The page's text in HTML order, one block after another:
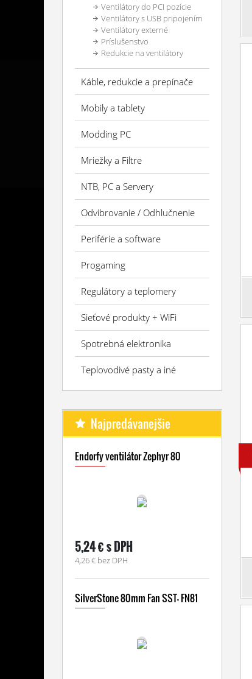
Ventilátory do PCI pozície
Ventilátory s USB pripojením
Ventilátory externé
Príslušenstvo
Redukcie na ventilátory
Káble, redukcie a prepínače
Mobily a tablety
Modding PC
Mriežky a Filtre
NTB, PC a Servery
Odvibrovanie / Odhlučnenie
Periférie a software
Progaming
Regulátory a teplomery
Sieťové produkty + WiFi
Spotrebná elektronika
Teplovodivé pasty a iné
Najpredávanejšie
Endorfy ventilátor Zephyr 80
5,24 € s DPH
4,26 € bez DPH
SilverStone 80mm Fan SST- FN81